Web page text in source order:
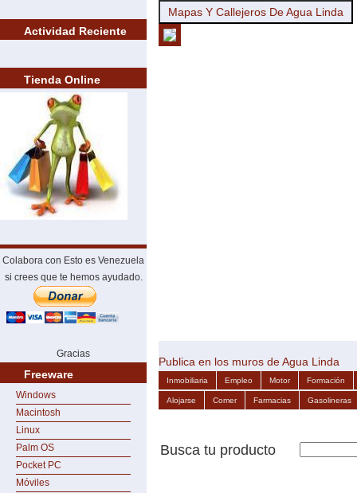
Actividad Reciente
Tienda Online
Colabora con Esto es Venezuela
si crees que te hemos ayudado.
Gracias
Freeware
Windows
Macintosh
Linux
Palm OS
Pocket PC
Móviles
Mapas Y Callejeros De Agua Linda
Publica en los muros de Agua Linda
Inmobiliaria Empleo Motor Formación
Alojarse Comer Farmacias Gasolineras
Busca tu producto